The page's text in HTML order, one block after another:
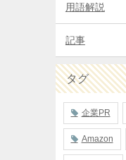
用語解説
記事
タグ
企業PR
Amazon